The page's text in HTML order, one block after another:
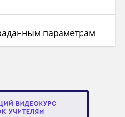
параметрам